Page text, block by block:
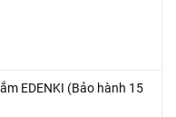
EDENKI (Bảo hành 15